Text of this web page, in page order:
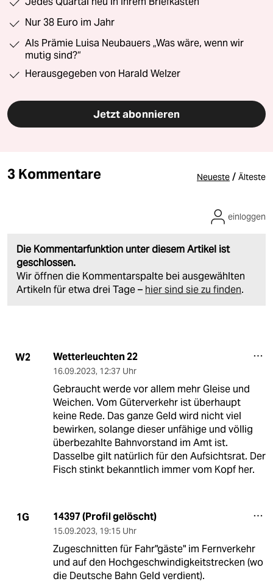
Nur 38 Euro im Jahr
Als Prämie Luisa Neubauers „Was wäre, wenn wir
mutig sind?“
Herausgegeben von Harald Welzer
Jetzt abonnieren
3 Kommentare Neueste / Älteste
Die Kommentarfunktion unter diesem Artikel ist
geschlossen.
Wir öffnen die Kommentarspalte bei ausgewählten
Artikeln für etwa drei Tage – hier sind sie zu finden.
einloggen
W2 Wetterleuchten 22
16.09.2023, 12:37 Uhr
Gebraucht werde vor allem mehr Gleise und
Weichen. Vom Güterverkehr ist überhaupt
keine Rede. Das ganze Geld wird nicht viel
bewirken, solange dieser unfähige und völlig
überbezahlte Bahnvorstand im Amt ist.
Dasselbe gilt natürlich für den Aufsichtsrat. Der
Fisch stinkt bekanntlich immer vom Kopf her.
1G 14397 (Profil gelöscht)
15.09.2023, 19:15 Uhr
Zugeschnitten für Fahr"gäste" im Fernverkehr
und auf den Hochgeschwindigkeitstrecken (wo
die Deutsche Bahn Geld verdient).